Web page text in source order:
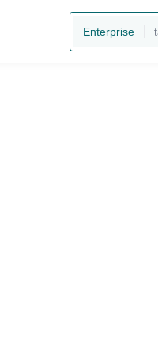
Enterprise